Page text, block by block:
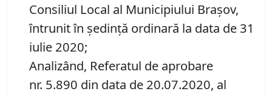
Consiliul Local al Municipiului Brașov,
întrunit în ședință ordinară la data de 31
iulie 2020;
Analizând, Referatul de aprobare
nr. 5.890 din data de 20.07.2020, al